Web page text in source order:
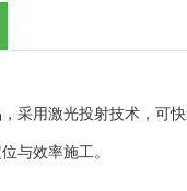
采用激光投射技术，可
与效率施工。